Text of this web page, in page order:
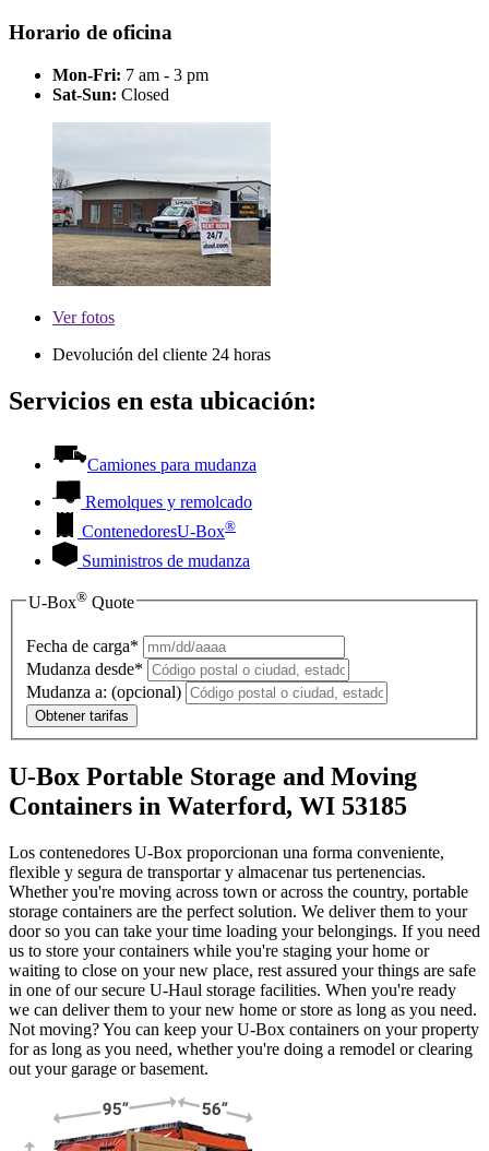
Horario de oficina
Mon-Fri: 7 am - 3 pm
Sat-Sun: Closed
Verfotos
Devolución del cliente 24 horas
Servicios en esta ubicación:
Camiones para mudanza
Remolques y remolcado
ContenedoresU-Box®
Suministros de mudanza
U-Box® Quote
Fecha de carga*
Mudanza desde*
Mudanza a: (opcional)
Obtener tarifas
U-Box Portable Storage and Moving
Containers in Waterford, WI 53185
Los contenedores U-Box proporcionan una forma conveniente,
flexible y segura de transportar y almacenar tus pertenencias.
Whether you're moving across town or across the country, portable
storage containers are the perfect solution. We deliver them to your
door so you can take your time loading your belongings. If you need
us to store your containers while you're staging your home or
waiting to close on your new place, rest assured your things are safe
in one of our secure U-Haul storage facilities. When you're ready
we can deliver them to your new home or store as long as you need.
Not moving? You can keep yourU-Box containers on your property
for as long as you need, whether you're doing a remodel or clearing
out your garage or basement.